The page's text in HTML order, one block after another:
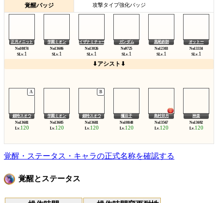
覚醒バッジ 攻撃タイプ強化バッジ
正月メニット 学園ミオン イザナミチャーミーキティガンダム 黒尾鉄朗 オットー
SLv. 1 SLv. 1 SLv. 1 SLv. 1 SLv. 1 SLv. 1
⬇アシスト⬇
銀時スオウ 学園ミオン 銀時スオウ 禰豆子 島村卯月 神楽
Lv.120 Lv.120 Lv.120 Lv.120 Lv.120 Lv.120
覚醒・ステータス・キャラの正式名称を確認する
覚醒とステータス